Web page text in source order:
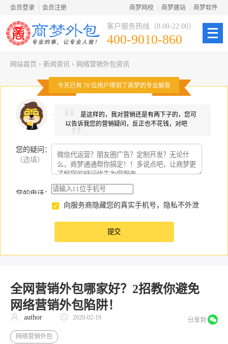
会员登录 会员注册 商梦网校 商梦建站 商梦软件
客户服务热线（8:00-22:00）
400-9010-860
网站首页 › 新闻资讯 › 网络营销外包资讯
今天已有 70 位用户得到了商梦的专业解答
是这样的，我对营销还是有两下子的，您可
以告诉我您的营销疑问，反正也不花钱，对吧
您的疑问
（选填）
：
您的电话：
向服务商隐藏您的真实手机号，隐私不外泄
全网营销外包哪家好？2招教你避免
网络营销外包陷阱！
分享到
author 2020-02-19
网络营销外包